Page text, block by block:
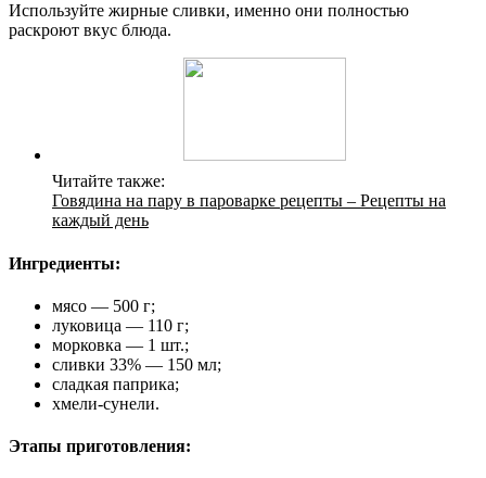
Используйте жирные сливки, именно они полностью
раскроют вкус блюда.
Читайте также:
Говядина на пару в пароварке рецепты – Рецепты на
каждый день
Ингредиенты:
мясо — 500 г;
луковица — 110 г;
морковка — 1 шт.;
сливки 33% — 150 мл;
сладкая паприка;
хмели-сунели.
Этапы приготовления: